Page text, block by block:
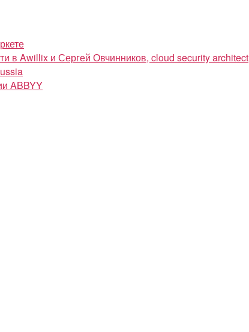
в Awillix и Сергей Овчинников, cloud security architect
ABBYY